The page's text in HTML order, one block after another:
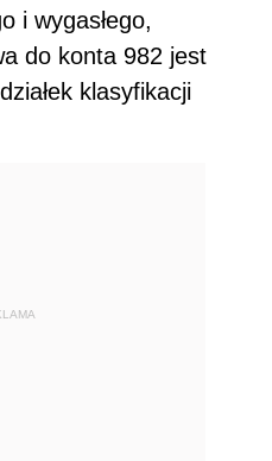
i wygasłego,
do konta 982 jest
klasyfikacji